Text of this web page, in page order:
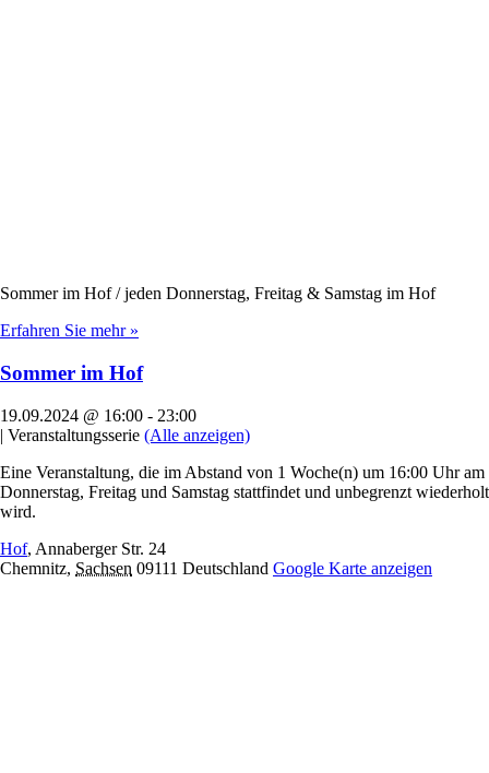
Sommer im Hof / jeden Donnerstag, Freitag & Samstag im Hof
Erfahren Sie mehr »
Sommer im Hof
19.09.2024 @ 16:00 - 23:00
| Veranstaltungsserie (Alle anzeigen)
Eine Veranstaltung, die im Abstand von 1 Woche(n) um 16:00 Uhr am
Donnerstag, Freitag und Samstag stattfindet und unbegrenzt wiederholt
wird.
Hof, Annaberger Str. 24
Chemnitz, Sachsen 09111 Deutschland Google Karte anzeigen